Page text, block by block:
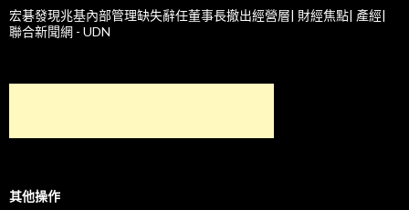
宏碁發現兆基內部管理缺失辭任董事長撤出經營層| 財經焦點| 產經|
聯合新聞網 - UDN
其他操作